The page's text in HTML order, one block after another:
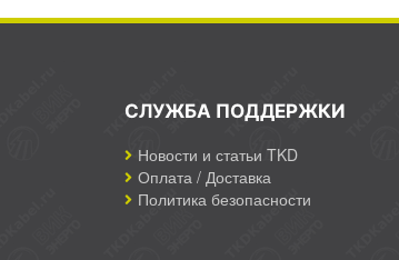
СЛУЖБА ПОДДЕРЖКИ
Новости и статьи TKD
Оплата / Доставка
Политика безопасности